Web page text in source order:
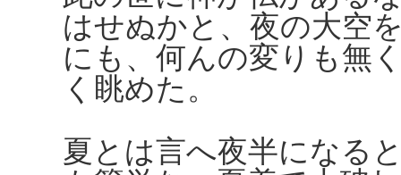
はせぬかと、夜の大空
にも、何んの変りも無
く眺めた。
夏とは言へ夜半になる